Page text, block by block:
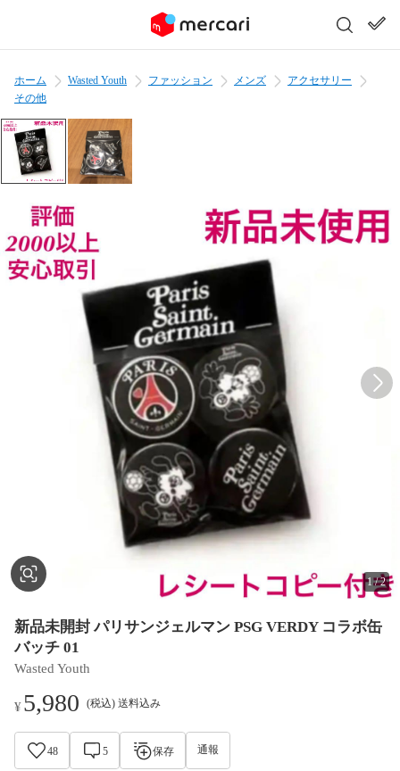
ホーム Wasted Youth ファッション メンズ
アクセサリー
その他
1 /2
新品未開封 パリサンジェルマン PSG VERDY コラボ缶
バッチ 01
Wasted Youth
¥5,980 (税込) 送料込み
48 5 保存 通報